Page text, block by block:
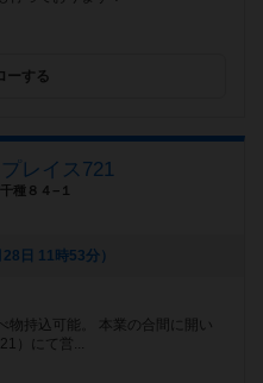
ーする
レイス721
種８４−１
日 11時53分）
物持込可能。 本業の合間に開い
）にて営...